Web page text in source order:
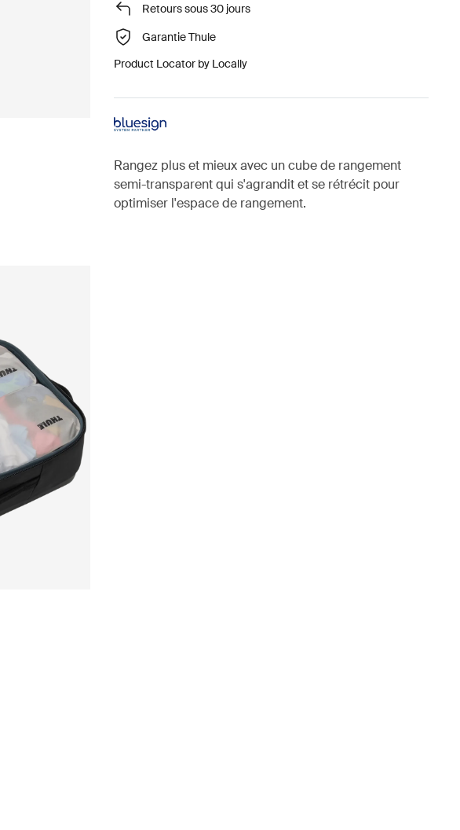
Retours sous 30 jours
Garantie Thule
Product Locator by Locally
Rangez plus et mieux avec un cube de rangement
semi-transparent qui s'agrandit et se rétrécit pour
optimiser l'espace de rangement.